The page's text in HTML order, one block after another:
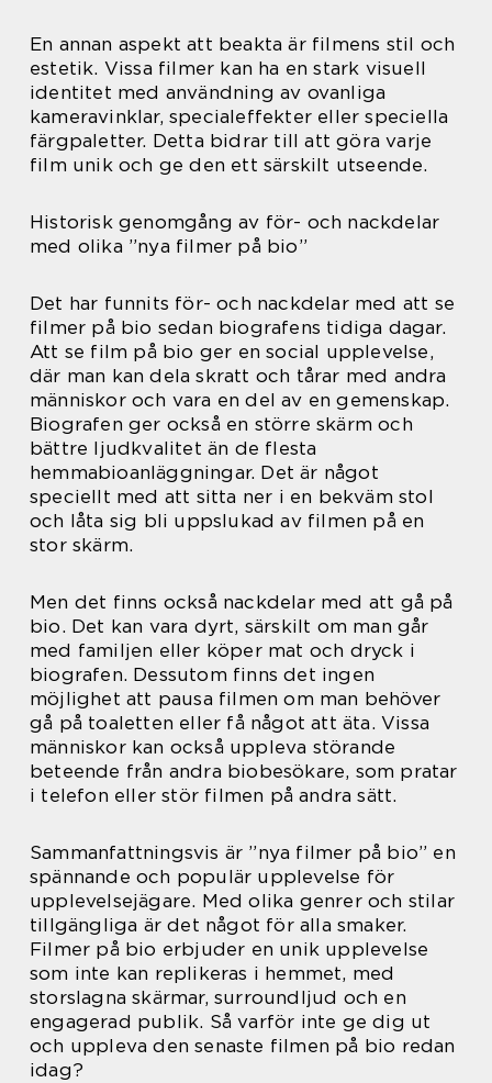
En annan aspekt att beakta är filmens stil och
estetik. Vissa filmer kan ha en stark visuell
identitet med användning av ovanliga
kameravinklar, specialeffekter eller speciella
färgpaletter. Detta bidrar till att göra varje
film unik och ge den ett särskilt utseende.
Historisk genomgång av för- och nackdelar
med olika ”nya filmer på bio”
Det har funnits för- och nackdelar med att se
filmer på bio sedan biografens tidiga dagar.
Att se film på bio ger en social upplevelse,
där man kan dela skratt och tårar med andra
människor och vara en del av en gemenskap.
Biografen ger också en större skärm och
bättre ljudkvalitet än de flesta
hemmabioanläggningar. Det är något
speciellt med att sitta ner i en bekväm stol
och låta sig bli uppslukad av filmen på en
stor skärm.
Men det finns också nackdelar med att gå på
bio. Det kan vara dyrt, särskilt om man går
med familjen eller köper mat och dryck i
biografen. Dessutom finns det ingen
möjlighet att pausa filmen om man behöver
gå på toaletten eller få något att äta. Vissa
människor kan också uppleva störande
beteende från andra biobesökare, som pratar
i telefon eller stör filmen på andra sätt.
Sammanfattningsvis är ”nya filmer på bio” en
spännande och populär upplevelse för
upplevelsejägare. Med olika genrer och stilar
tillgängliga är det något för alla smaker.
Filmer på bio erbjuder en unik upplevelse
som inte kan replikeras i hemmet, med
storslagna skärmar, surroundljud och en
engagerad publik. Så varför inte ge dig ut
och uppleva den senaste filmen på bio redan
idag?